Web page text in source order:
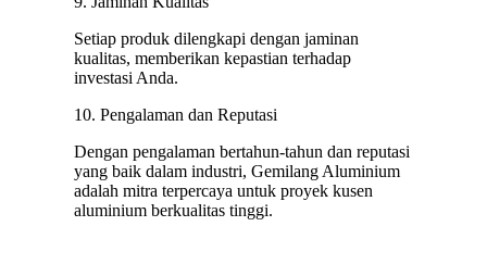
Setiap produk dilengkapi dengan jaminan
kualitas, memberikan kepastian terhadap
investasi Anda.
10. Pengalaman dan Reputasi
Dengan pengalaman bertahun-tahun dan reputasi
yang baik dalam industri, Gemilang Aluminium
adalah mitra terpercaya untuk proyek kusen
aluminium berkualitas tinggi.